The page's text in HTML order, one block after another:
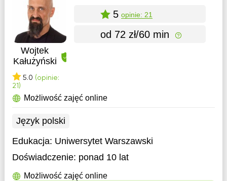
Wojtek
Kałużyński
5.0 (opinie:
21)
5 opinie: 21
od 72 zł/60 min
Możliwość zajęć online
Język polski
Edukacja: Uniwersytet Warszawski
Doświadczenie: ponad 10 lat
Możliwość zajęć online